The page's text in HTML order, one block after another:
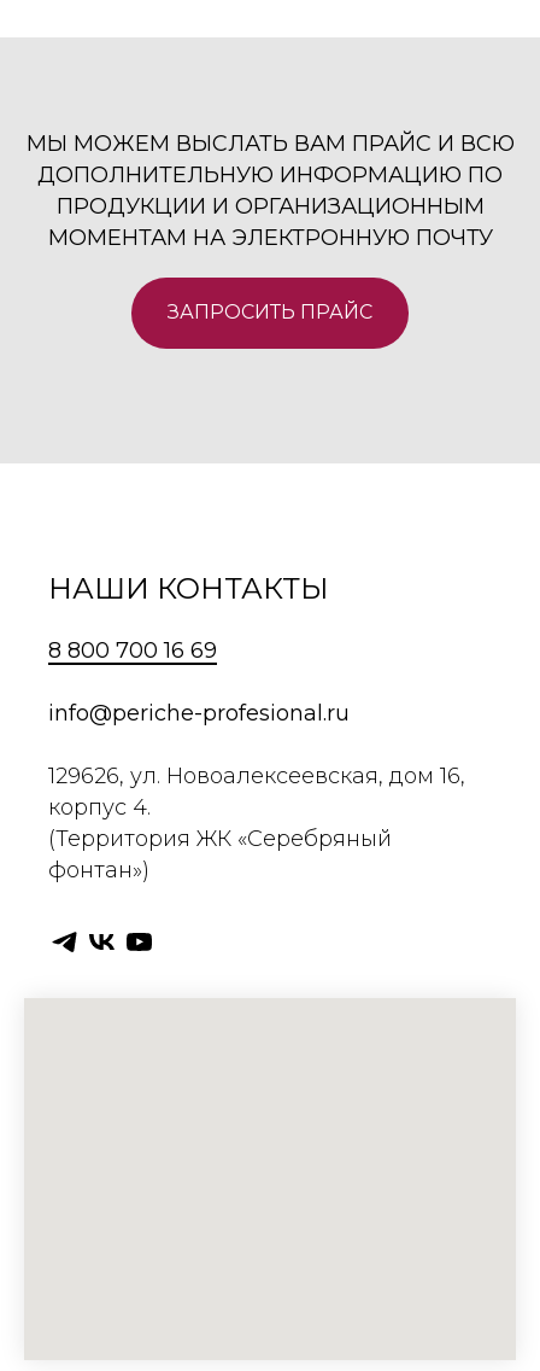
МЫ МОЖЕМ ВЫСЛАТЬ ВАМ ПРАЙС И ВСЮ
ДОПОЛНИТЕЛЬНУЮ ИНФОРМАЦИЮ ПО
ПРОДУКЦИИ И ОРГАНИЗАЦИОННЫМ
МОМЕНТАМ НА ЭЛЕКТРОННУЮ ПОЧТУ
ЗАПРОСИТЬ ПРАЙС
НАШИ КОНТАКТЫ
8 800 700 16 69
info@periche-profesional.ru
129626, ул. Новоалексеевская, дом 16,
корпус 4.
(Территория ЖК «Серебряный
фонтан»)